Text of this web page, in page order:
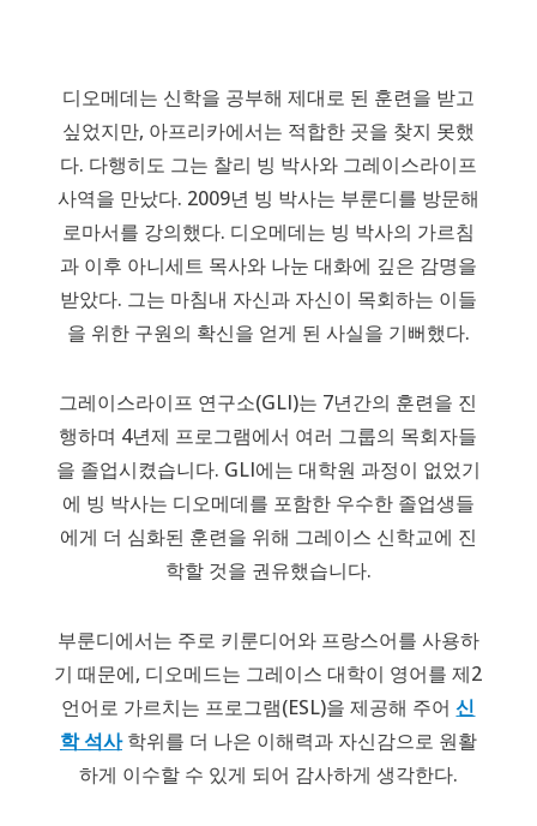
디오메데는 신학을 공부해 제대로 된 훈련을 받고
싶었지만, 아프리카에서는 적합한 곳을 찾지 못했
다. 다행히도 그는 찰리 빙 박사와 그레이스라이프
사역을 만났다. 2009년 빙 박사는 부룬디를 방문해
로마서를 강의했다. 디오메데는 빙 박사의 가르침
과 이후 아니세트 목사와 나눈 대화에 깊은 감명을
받았다. 그는 마침내 자신과 자신이 목회하는 이들
을 위한 구원의 확신을 얻게 된 사실을 기뻐했다.
그레이스라이프 연구소(GLI)는 7년간의 훈련을 진
행하며 4년제 프로그램에서 여러 그룹의 목회자들
을 졸업시켰습니다. GLI에는 대학원 과정이 없었기
에 빙 박사는 디오메데를 포함한 우수한 졸업생들
에게 더 심화된 훈련을 위해 그레이스 신학교에 진
학할 것을 권유했습니다.
부룬디에서는 주로 키룬디어와 프랑스어를 사용하
기 때문에, 디오메드는 그레이스 대학이 영어를 제2
언어로 가르치는 프로그램(ESL)을 제공해 주어신
학 석사학위를 더 나은 이해력과 자신감으로 원활
하게 이수할 수 있게 되어 감사하게 생각한다.